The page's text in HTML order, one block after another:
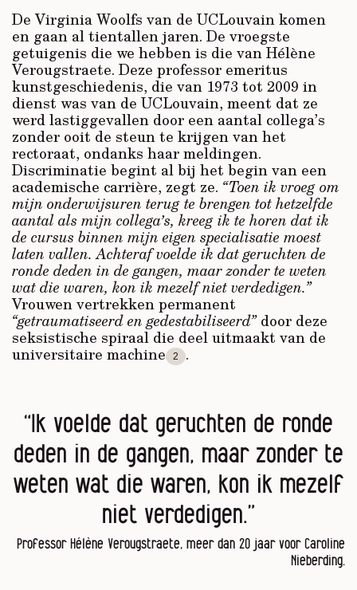
De Virginia Woolfs van de UCLouvain komen
en gaan al tientallen jaren. De vroegste
getuigenis die we hebben is die van Hélène
Verougstraete. Deze professor emeritus
kunstgeschiedenis, die van 1973 tot 2009 in
dienst was van de UCLouvain, meent dat ze
werd lastiggevallen door een aantal collega’s
zonder ooit de steun te krijgen van het
rectoraat, ondanks haar meldingen.
Discriminatie begint al bij het begin van een
academische carrière, zegt ze. “Toen ik vroeg om
mijn onderwijsuren terug te brengen tot hetzelfde
aantal als mijn collega’s, kreeg ik te horen dat ik
de cursus binnen mijn eigen specialisatie moest
laten vallen. Achteraf voelde ik dat geruchten de
ronde deden in de gangen, maar zonder te weten
wat die waren, kon ik mezelf niet verdedigen.”
Vrouwen vertrekken permanent
“getraumatiseerd en gedestabiliseerd”door deze
seksistische spiraal die deel uitmaakt van de
universitaire machine
2 .
“Ik voelde dat geruchten de ronde
deden in de gangen, maar zonder te
weten wat die waren, kon ik mezelf
niet verdedigen.”
Professor Hélène Verougstraete, meer dan 20 jaar voor Caroline
Nieberding.